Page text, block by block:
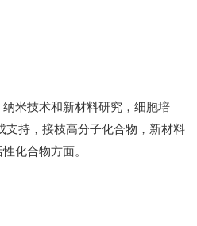
米技术和新材料研究，细胞培
支持，接枝高分子化合物，新材料
化合物方面。